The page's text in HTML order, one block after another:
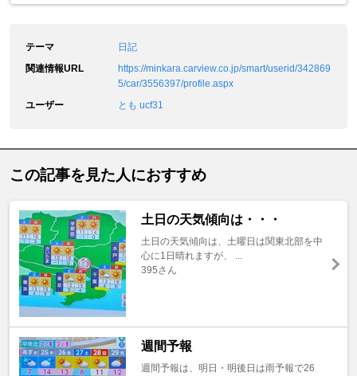
テーマ
日記
関連情報URL
https://minkara.carview.co.jp/smart/userid/342869
5/car/3556397/profile.aspx
ユーザー
とも ucf31
この記事を見た人におすすめ
土日の天気傾向は・・・
土日の天気傾向は、土曜日は関東北部を中
心に1日晴れますが、 ...
395さん
週間予報
週間予報は、明日・明後日は雨予報で26